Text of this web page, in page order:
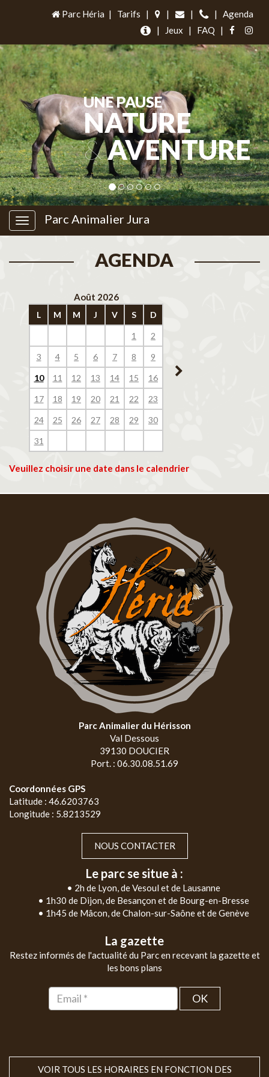
Parc Héria | Tarifs | | | |
Agenda
|
Jeux | FAQ |
UNE PAUSE
NATURE
&AVENTURE
Parc Animalier Jura
AGENDA
Août 2026
L M M J V S D
1 2
3 4 5 6 7 8 9
10 11 12 13 14 15 16
17 18 19 20 21 22 23
24 25 26 27 28 29 30
31
14
Veuillez choisir une date dans le calendrier
Parc Animalier du Hérisson
Val Dessous
39130 DOUCIER
Port. : 06.30.08.51.69
Coordonnées GPS
Latitude : 46.6203763
Longitude : 5.8213529
NOUS CONTACTER
Le parc se situe à :
• 2h de Lyon, de Vesoul et de Lausanne
• 1h30 de Dijon, de Besançon et de Bourg-en-Bresse
• 1h45 de Mâcon, de Chalon-sur-Saône et de Genève
La gazette
Restez informés de l'actualité du Parc en recevant la gazette et
les bons plans
OK
VOIR TOUS LES HORAIRES EN FONCTION DES